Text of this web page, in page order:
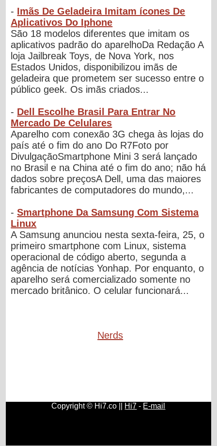
- Imãs De Geladeira Imitam ícones De
Aplicativos Do Iphone
São 18 modelos diferentes que imitam os
aplicativos padrão do aparelhoDa Redação A
loja Jailbreak Toys, de Nova York, nos
Estados Unidos, disponibilizou imãs de
geladeira que prometem ser sucesso entre o
público geek. Os imãs criados...
- Dell Escolhe Brasil Para Entrar No
Mercado De Celulares
Aparelho com conexão 3G chega às lojas do
país até o fim do ano Do R7Foto por
DivulgaçãoSmartphone Mini 3 será lançado
no Brasil e na China até o fim do ano; não há
dados sobre preçosA Dell, uma das maiores
fabricantes de computadores do mundo,...
-Smartphone Da Samsung Com Sistema
Linux
A Samsung anunciou nesta sexta-feira, 25, o
primeiro smartphone com Linux, sistema
operacional de código aberto, segunda a
agência de notícias Yonhap. Por enquanto, o
aparelho será comercializado somente no
mercado britânico. O celular funcionará...
Nerds
Copyright © Hi7.co || Hi7 - E-mail